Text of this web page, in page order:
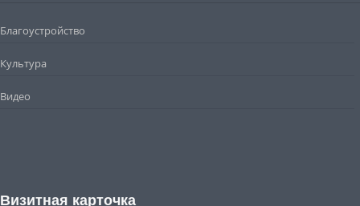
Благоустройство
Культура
Видео
Визитная карточка